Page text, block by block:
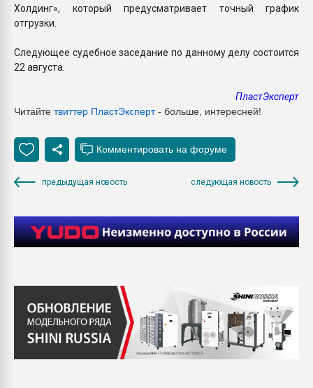
Холдинг», который предусматривает точный график
отгрузки.
Следующее судебное заседание по данному делу состоится
22 августа.
ПластЭксперт
Читайте твиттер ПластЭксперт- больше, интересней!
предыдущая новость следующая новость